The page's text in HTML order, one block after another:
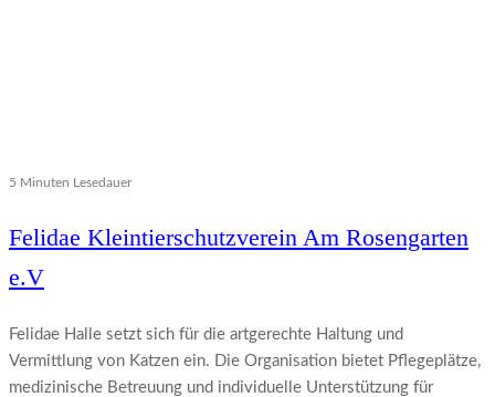
5 Minuten Lesedauer
Felidae Kleintierschutzverein Am Rosengarten
e.V
Felidae Halle setzt sich für die artgerechte Haltung und
Vermittlung von Katzen ein. Die Organisation bietet Pflegeplätze,
medizinische Betreuung und individuelle Unterstützung für